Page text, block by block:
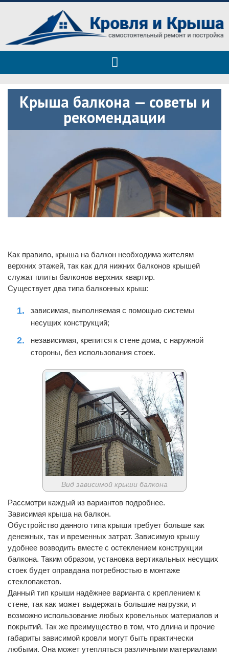
Roof tops — только полезные
советы
Полезные советы при строительстве дома и ремонте
Крыша балкона — советы и
рекомендации
Как правило, крыша на балкон необходима жителям
верхних этажей, так как для нижних балконов крышей
служат плиты балконов верхних квартир.
Существует два типа балконных крыш:
зависимая, выполняемая с помощью системы
несущих конструкций;
независимая, крепится к стене дома, с наружной
стороны, без использования стоек.
Вид зависимой крыши балкона
Рассмотри каждый из вариантов подробнее.
Зависимая крыша на балкон.
Обустройство данного типа крыши требует больше как
денежных, так и временных затрат. Зависимую крышу
удобнее возводить вместе с остеклением конструкции
балкона. Таким образом, установка вертикальных несущих
стоек будет оправдана потребностью в монтаже
стеклопакетов.
Данный тип крыши надёжнее варианта с креплением к
стене, так как может выдержать большие нагрузки, и
возможно использование любых кровельных материалов и
покрытий. Так же преимущество в том, что длина и прочие
габариты зависимой кровли могут быть практически
любыми. Она может утепляться различными материалами